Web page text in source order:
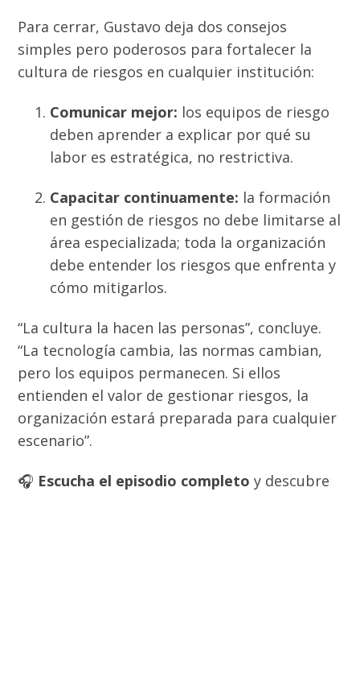
Para cerrar, Gustavo deja dos consejos
simples pero poderosos para fortalecer la
cultura de riesgos en cualquier institución:
Comunicar mejor: los equipos de riesgo
deben aprender a explicar por qué su
labor es estratégica, no restrictiva.
Capacitar continuamente: la formación
en gestión de riesgos no debe limitarse al
área especializada; toda la organización
debe entender los riesgos que enfrenta y
cómo mitigarlos.
“La cultura la hacen las personas”, concluye.
“La tecnología cambia, las normas cambian,
pero los equipos permanecen. Si ellos
entienden el valor de gestionar riesgos, la
organización estará preparada para cualquier
escenario”.
🎧 Escucha el episodio completo y descubre